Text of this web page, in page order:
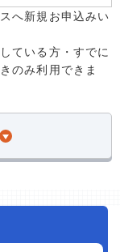
へ新規お申込みい
ている方・すでに
のみ利用できま